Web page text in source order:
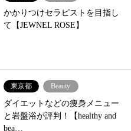
かかりつけセラピストを目指し
て【JEWNEL ROSE】
東京都 Beauty
ダイエットなどの痩身メニュー
と岩盤浴が評判！【healthy and
bea…